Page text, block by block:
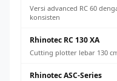
Versi advanced RC 60
konsisten
Rhinotec RC 130 XA
Cutting plotter lebar 130
Rhinotec ASC-Series